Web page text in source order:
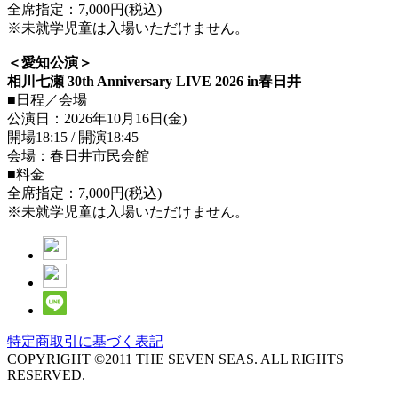
全席指定：7,000円(税込)
※未就学児童は入場いただけません。
＜愛知公演＞
相川七瀬 30th Anniversary LIVE 2026 in春日井
■日程／会場
公演日：2026年10月16日(金)
開場18:15 / 開演18:45
会場：春日井市民会館
■料金
全席指定：7,000円(税込)
※未就学児童は入場いただけません。
特定商取引に基づく表記
COPYRIGHT ©2011 THE SEVEN SEAS. ALL RIGHTS
RESERVED.